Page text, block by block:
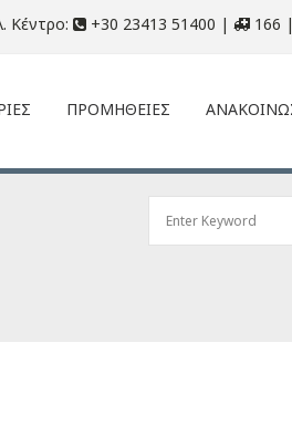
Κέντρο: +30 23413 51400 | 166
ΠΡΟΜΗΘΕΙΕΣ